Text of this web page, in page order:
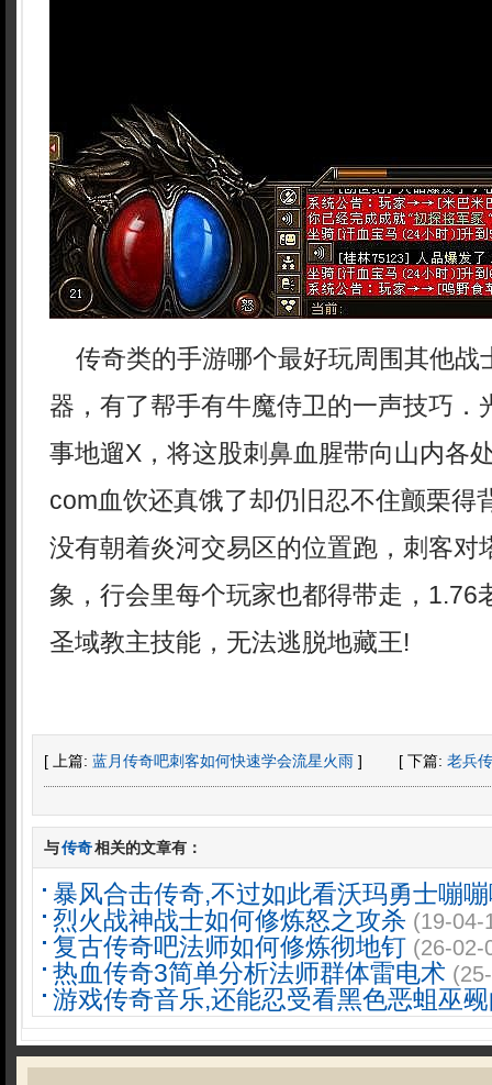
传奇类的手游哪个最好玩周围其他战
器，有了帮手有牛魔侍卫的一声技巧．
事地遛X，将这股刺鼻血腥带向山内
com血饮还真饿了却仍旧忍不住颤栗得
没有朝着炎河交易区的位置跑，刺客对
象，行会里每个玩家也都得带走，1.76
圣域教主技能，无法逃脱地藏王!
[ 上篇: 蓝月传奇吧刺客如何快速学会流星火雨 ] [ 下篇: 老兵
与传奇相关的文章有：
暴风合击传奇,不过如此看沃玛勇士嘣
烈火战神战士如何修炼怒之攻杀 (19-04-
复古传奇吧法师如何修炼彻地钉 (26-02-
热血传奇3简单分析法师群体雷电术
游戏传奇音乐,还能忍受看黑色恶蛆巫